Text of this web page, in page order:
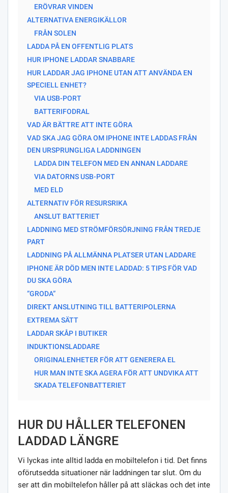
ERÖVRAR VINDEN
ALTERNATIVA ENERGIKÄLLOR
FRÅN SOLEN
LADDA PÅ EN OFFENTLIG PLATS
HUR IPHONE LADDAR SNABBARE
HUR LADDAR JAG IPHONE UTAN ATT ANVÄNDA EN
SPECIELL ENHET?
VIA USB-PORT
BATTERIFODRAL
VAD ÄR BÄTTRE ATT INTE GÖRA
VAD SKA JAG GÖRA OM IPHONE INTE LADDAS FRÅN
DEN URSPRUNGLIGA LADDNINGEN
LADDA DIN TELEFON MED EN ANNAN LADDARE
VIA DATORNS USB-PORT
MED ELD
ALTERNATIV FÖR RESURSRIKA
ANSLUT BATTERIET
LADDNING MED STRÖMFÖRSÖRJNING FRÅN TREDJE
PART
LADDNING PÅ ALLMÄNNA PLATSER UTAN LADDARE
IPHONE ÄR DÖD MEN INTE LADDAD: 5 TIPS FÖR VAD
DU SKA GÖRA
”GRODA”
DIREKT ANSLUTNING TILL BATTERIPOLERNA
EXTREMA SÄTT
LADDAR SKÅP I BUTIKER
INDUKTIONSLADDARE
ORIGINALENHETER FÖR ATT GENERERA EL
HUR MAN INTE SKA AGERA FÖR ATT UNDVIKA ATT
SKADA TELEFONBATTERIET
HUR DU HÅLLER TELEFONEN
LADDAD LÄNGRE
Vi lyckas inte alltid ladda en mobiltelefon i tid. Det finns
oförutsedda situationer när laddningen tar slut. Om du
ser att din mobiltelefon håller på att släckas och det inte